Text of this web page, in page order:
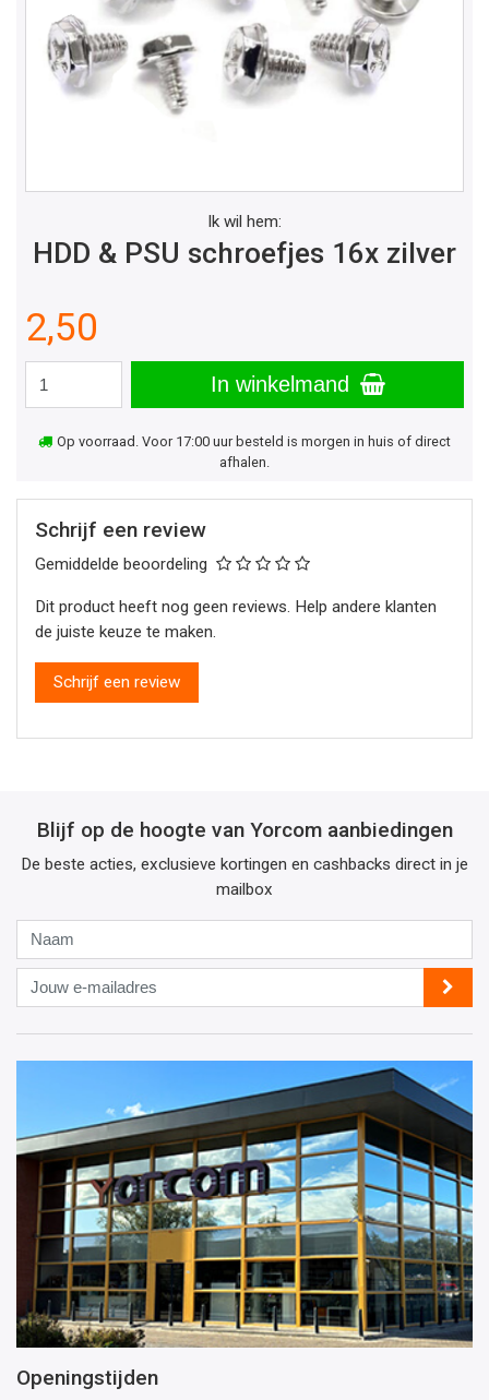
Ik wil hem:
HDD & PSU schroefjes 16x zilver
2,50
In winkelmand
Op voorraad. Voor 17:00 uur besteld is morgen in huis of direct
afhalen.
Schrijf een review
Gemiddelde beoordeling
Dit product heeft nog geen reviews. Help andere klanten
de juiste keuze te maken.
Schrijf een review
Blijf op de hoogte van Yorcom aanbiedingen
De beste acties, exclusieve kortingen en cashbacks direct in je
mailbox
Jouw
e-
mailadres
Openingstijden